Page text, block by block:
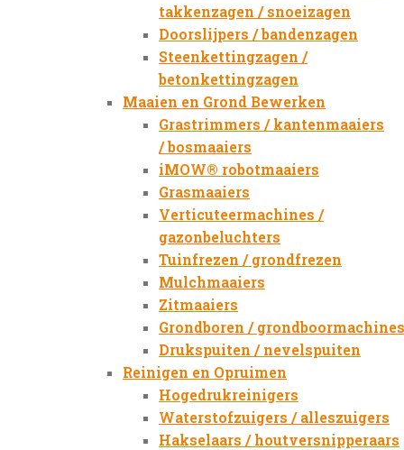
takkenzagen / snoeizagen
Doorslijpers / bandenzagen
Steenkettingzagen /
betonkettingzagen
Maaien en Grond Bewerken
Grastrimmers / kantenmaaiers
/ bosmaaiers
iMOW® robotmaaiers
Grasmaaiers
Verticuteermachines /
gazonbeluchters
Tuinfrezen / grondfrezen
Mulchmaaiers
Zitmaaiers
Grondboren / grondboormachines
Drukspuiten / nevelspuiten
Reinigen en Opruimen
Hogedrukreinigers
Waterstofzuigers / alleszuigers
Hakselaars / houtversnipperaars